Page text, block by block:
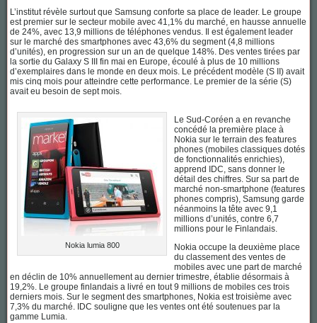
L’institut révèle surtout que Samsung conforte sa place de leader. Le groupe
est premier sur le secteur mobile avec 41,1% du marché, en hausse annuelle
de 24%, avec 13,9 millions de téléphones vendus. Il est également leader
sur le marché des smartphones avec 43,6% du segment (4,8 millions
d’unités), en progression sur un an de quelque 148%. Des ventes tirées par
la sortie du Galaxy S III fin mai en Europe, écoulé à plus de 10 millions
d’exemplaires dans le monde en deux mois. Le précédent modèle (S II) avait
mis cinq mois pour atteindre cette performance. Le premier de la série (S)
avait eu besoin de sept mois.
Nokia lumia 800
Le Sud-Coréen a en revanche
concédé la première place à
Nokia sur le terrain des features
phones (mobiles classiques dotés
de fonctionnalités enrichies),
apprend IDC, sans donner le
détail des chiffres. Sur sa part de
marché non-smartphone (features
phones compris), Samsung garde
néanmoins la tête avec 9,1
millions d’unités, contre 6,7
millions pour le Finlandais.
Nokia occupe la deuxième place
du classement des ventes de
mobiles avec une part de marché
en déclin de 10% annuellement au dernier trimestre, établie désormais à
19,2%. Le groupe finlandais a livré en tout 9 millions de mobiles ces trois
derniers mois. Sur le segment des smartphones, Nokia est troisième avec
7,3% du marché. IDC souligne que les ventes ont été soutenues par la
gamme Lumia.